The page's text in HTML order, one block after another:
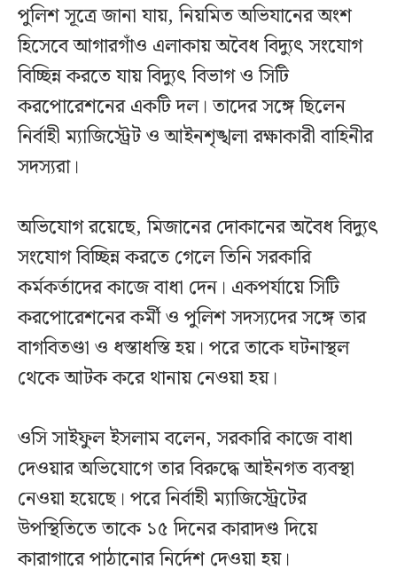
পুলিশ সূত্রে জানা যায়, নিয়মিত অভিযানের অংশ
হিসেবে আগারগাঁও এলাকায় অবৈধ বিদ্যুৎ সংযোগ
বিচ্ছিন্ন করতে যায় বিদ্যুৎ বিভাগ ও সিটি
করপোরেশনের একটি দল। তাদের সঙ্গে ছিলেন
নির্বাহী ম্যাজিস্ট্রেট ও আইনশৃঙ্খলা রক্ষাকারী বাহিনীর
সদস্যরা।
অভিযোগ রয়েছে, মিজানের দোকানের অবৈধ বিদ্যুৎ
সংযোগ বিচ্ছিন্ন করতে গেলে তিনি সরকারি
কর্মকর্তাদের কাজে বাধা দেন। একপর্যায়ে সিটি
করপোরেশনের কর্মী ও পুলিশ সদস্যদের সঙ্গে তার
বাগবিতণ্ডা ও ধস্তাধস্তি হয়। পরে তাকে ঘটনাস্থল
থেকে আটক করে থানায় নেওয়া হয়।
ওসি সাইফুল ইসলাম বলেন, সরকারি কাজে বাধা
দেওয়ার অভিযোগে তার বিরুদ্ধে আইনগত ব্যবস্থা
নেওয়া হয়েছে। পরে নির্বাহী ম্যাজিস্ট্রেটের
উপস্থিতিতে তাকে ১৫ দিনের কারাদণ্ড দিয়ে
কারাগারে পাঠানোর নির্দেশ দেওয়া হয়।